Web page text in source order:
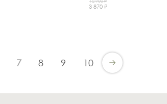
3 870 ₽
7 8 9 10